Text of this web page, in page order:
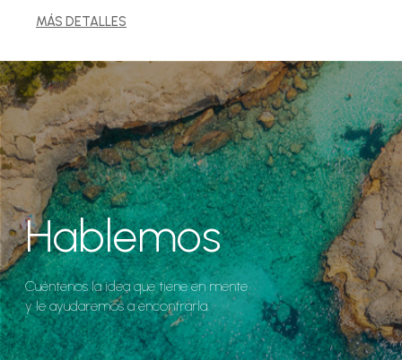
MÁS DETALLES
Hablemos
Cuéntenos la idea que tiene en mente
y le ayudaremos a encontrarla.